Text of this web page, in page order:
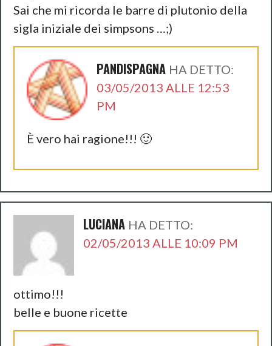
Sai che mi ricorda le barre di plutonio della
sigla iniziale dei simpsons …;)
PANDISPAGNA HA DETTO:
03/05/2013 ALLE 12:53
PM
È vero hai ragione!!! 🙂
LUCIANA HA DETTO:
02/05/2013 ALLE 10:09 PM
ottimo!!!
belle e buone ricette